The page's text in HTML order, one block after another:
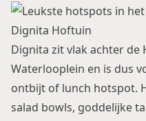
Dignita Hoftuin
Dignita zit vlak achter de
Waterlooplein en is dus
ontbijt of lunch hotspot.
salad bowls, goddelijke